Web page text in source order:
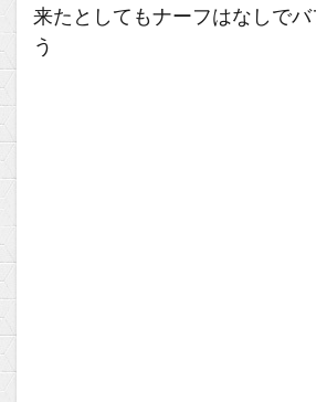
来たとしてもナーフはなしで
う